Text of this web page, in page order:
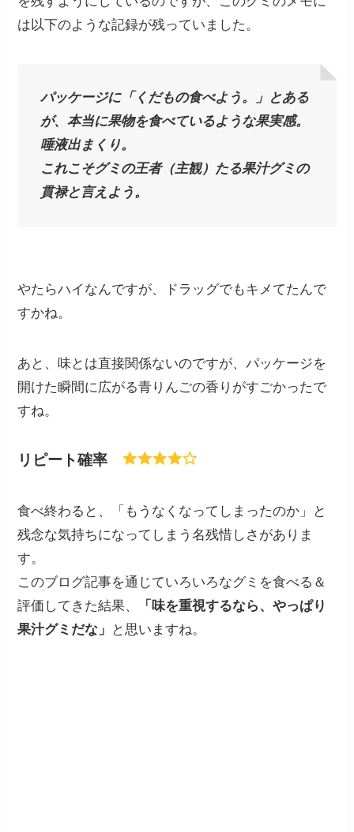
は以下のような記録が残っていました。
パッケージに「くだもの食べよう。」とある
が、本当に果物を食べているような果実感。
唾液出まくり。
これこそグミの王者（主観）たる果汁グミの
貫禄と言えよう。
やたらハイなんですが、ドラッグでもキメてたんで
すかね。
あと、味とは直接関係ないのですが、パッケージを
開けた瞬間に広がる青りんごの香りがすごかったで
すね。
リピート確率
食べ終わると、「もうなくなってしまったのか」と
残念な気持ちになってしまう名残惜しさがありま
す。
このブログ記事を通じていろいろなグミを食べる＆
評価してきた結果、
「味を重視するなら、やっぱり
果汁グミだな」
と思いますね。